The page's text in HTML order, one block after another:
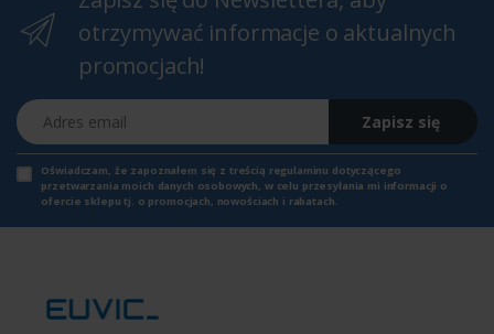
otrzymywać informacje o aktualnych
promocjach!
Adres email
Zapisz się
Oświadczam, że zapoznałem się z treścią regulaminu dotyczącego
przetwarzania moich danych osobowych, w celu przesyłania mi informacji o
ofercie sklepu tj. o promocjach, nowościach i rabatach.